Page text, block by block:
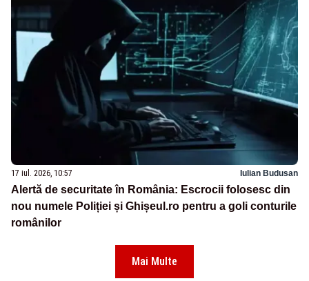
17 iul. 2026, 10:57 Iulian Budusan
Alertă de securitate în România: Escrocii folosesc din
nou numele Poliției și Ghișeul.ro pentru a goli conturile
românilor
Mai Multe